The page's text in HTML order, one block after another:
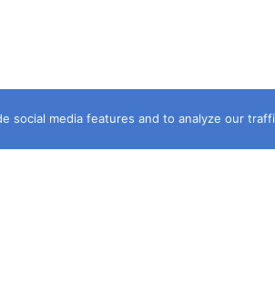
social media features and to analyze our